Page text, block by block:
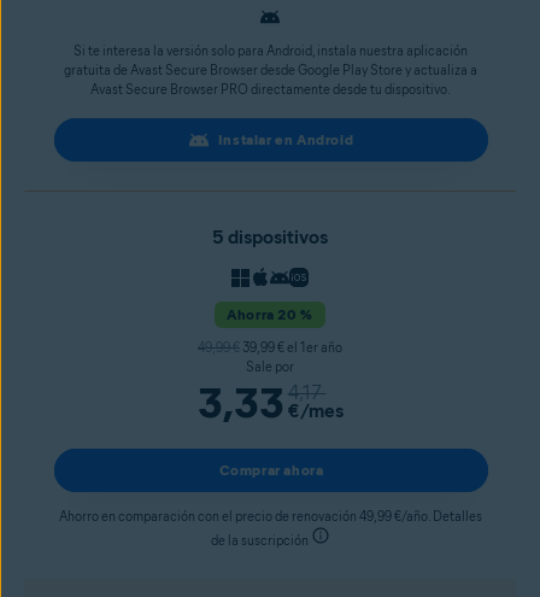
Si te interesa la versión solo para Android, instala nuestra aplicación
gratuita de Avast Secure Browser desde Google Play Store y actualiza a
Avast Secure Browser PRO directamente desde tu dispositivo.
Instalar en Android
5 dispositivos
Ahorra 20 %
49,99 € 39,99 € el 1er año
Sale por
3,33 4,17
€/mes
Comprar ahora
Ahorro en comparación con el precio de renovación 49,99 €/año. Detalles
de la suscripción